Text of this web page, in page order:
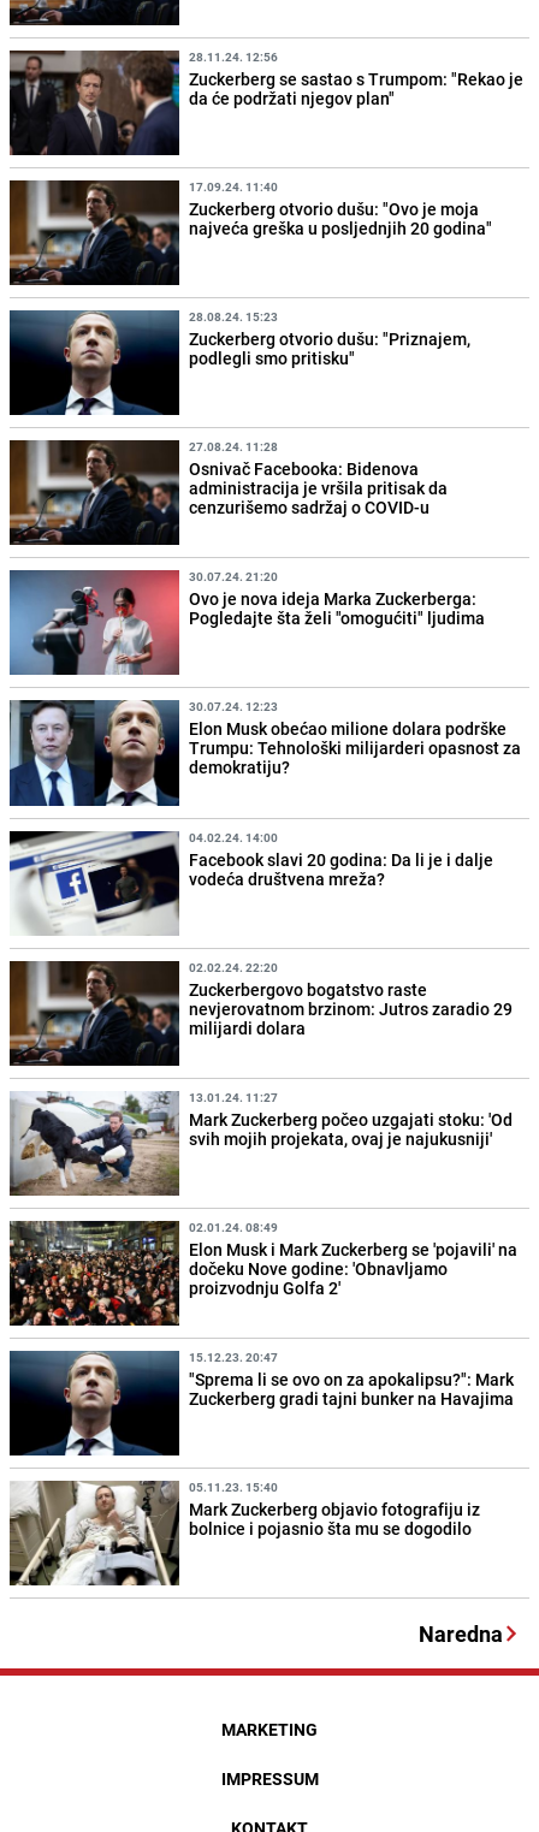
28.11.24. 12:56
Zuckerberg se sastao s Trumpom: "Rekao je
da će podržati njegov plan"
17.09.24. 11:40
Zuckerberg otvorio dušu: "Ovo je moja
najveća greška u posljednjih 20 godina"
28.08.24. 15:23
Zuckerberg otvorio dušu: "Priznajem,
podlegli smo pritisku"
27.08.24. 11:28
Osnivač Facebooka: Bidenova
administracija je vršila pritisak da
cenzurišemo sadržaj o COVID-u
30.07.24. 21:20
Ovo je nova ideja Marka Zuckerberga:
Pogledajte šta želi "omogućiti" ljudima
30.07.24. 12:23
Elon Musk obećao milione dolara podrške
Trumpu: Tehnološki milijarderi opasnost za
demokratiju?
04.02.24. 14:00
Facebook slavi 20 godina: Da li je i dalje
vodeća društvena mreža?
02.02.24. 22:20
Zuckerbergovo bogatstvo raste
nevjerovatnom brzinom: Jutros zaradio 29
milijardi dolara
13.01.24. 11:27
Mark Zuckerberg počeo uzgajati stoku: 'Od
svih mojih projekata, ovaj je najukusniji'
02.01.24. 08:49
Elon Musk i Mark Zuckerberg se 'pojavili' na
dočeku Nove godine: 'Obnavljamo
proizvodnju Golfa 2'
15.12.23. 20:47
"Sprema li se ovo on za apokalipsu?": Mark
Zuckerberg gradi tajni bunker na Havajima
05.11.23. 15:40
Mark Zuckerberg objavio fotografiju iz
bolnice i pojasnio šta mu se dogodilo
Naredna
MARKETING
IMPRESSUM